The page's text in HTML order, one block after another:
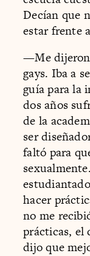
Decían que
estar frente
—Me dijeron
gays. Iba a
guía para la
dos años
de la
ser
faltó para
hacer
no me
prácticas, el
dijo que